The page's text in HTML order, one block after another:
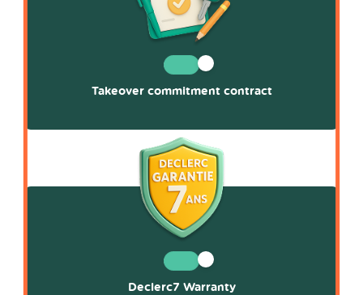
Takeover commitment contract
Declerc7 Warranty